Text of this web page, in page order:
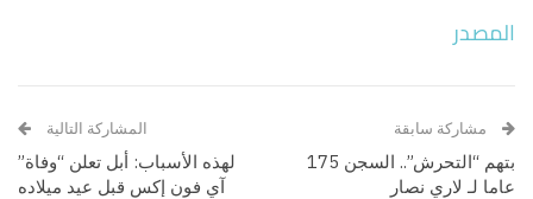
المصدر
مشاركة سابقة
بتهم “التحرش”.. السجن 175
عاما لـ لاري نصار
المشاركة التالية
لهذه الأسباب: أبل تعلن “وفاة”
آي فون إكس قبل عيد ميلاده